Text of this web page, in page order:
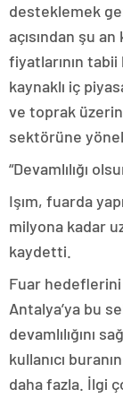
desteklemek
açısından şu
fiyatlarının
kaynaklı iç
ve toprak
sektörüne
“Devamlılığı
Işım, fuarda
milyona kadar
kaydetti.
Fuar hedeflerini
Antalya’ya bu
devamlılığını
kullanıcı
daha fazla. İlgi